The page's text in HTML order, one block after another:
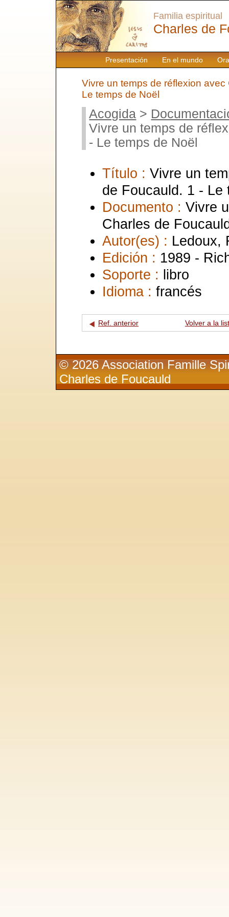
Presentación En el mundo
Familia espiritual
Charles de
Vivre un temps de réflexion
Le temps de Noël
Acogida >
Vivre un temps de
- Le temps de Noël
Título : Vivre un
de Foucauld. 1 - Le
Documento : Vivre
Charles de
Autor(es) : Ledoux,
Edición : 1989 -
Soporte : libro
Idioma : francés
Ref. anterior Volver a la
© 2026 Association Famille
Charles de Foucauld